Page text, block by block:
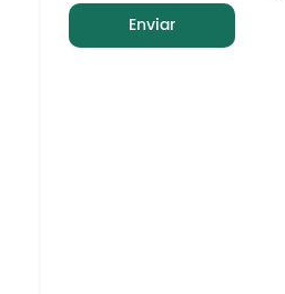
Enviar